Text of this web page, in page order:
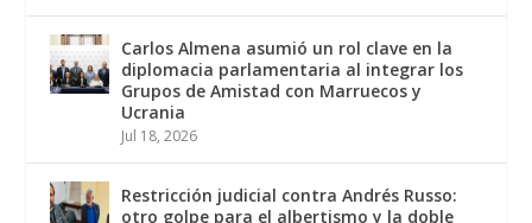
Carlos Almena asumió un rol clave en la
diplomacia parlamentaria al integrar los
Grupos de Amistad con Marruecos y
Ucrania
Jul 18, 2026
Restricción judicial contra Andrés Russo:
otro golpe para el albertismo y la doble